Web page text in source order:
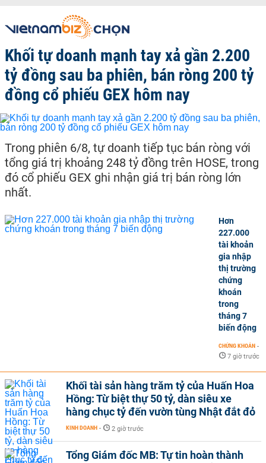
Khối tự doanh mạnh tay xả gần 2.200
tỷ đồng sau ba phiên, bán ròng 200 tỷ
đồng cổ phiếu GEX hôm nay
Trong phiên 6/8, tự doanh tiếp tục bán ròng với
tổng giá trị khoảng 248 tỷ đồng trên HOSE, trong
đó cổ phiếu GEX ghi nhận giá trị bán ròng lớn
nhất.
Hơn
227.000
tài khoản
gia nhập
thị trường
chứng
khoán
trong
tháng 7
biến động
CHỨNG KHOÁN -
7 giờ trước
Khối tài sản hàng trăm tỷ của Huấn Hoa
Hồng: Từ biệt thự 50 tỷ, dàn siêu xe
hàng chục tỷ đến vườn tùng Nhật đắt đỏ
KINH DOANH - 2 giờ trước
Tổng Giám đốc MB: Tự tin hoàn thành